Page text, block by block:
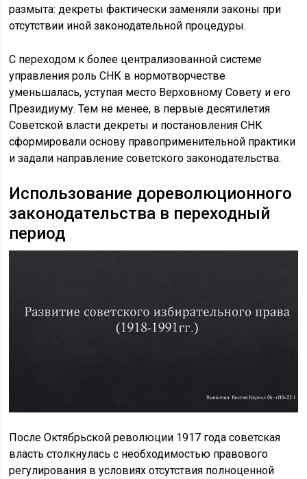
размыта: декреты фактически заменяли законы при
отсутствии иной законодательной процедуры.
С переходом к более централизованной системе
управления роль СНК в нормотворчестве
уменьшалась, уступая место Верховному Совету и его
Президиуму. Тем не менее, в первые десятилетия
Советской власти декреты и постановления СНК
сформировали основу правоприменительной практики
и задали направление советского законодательства.
Использование дореволюционного
законодательства в переходный
период
После Октябрьской революции 1917 года советская
власть столкнулась с необходимостью правового
регулирования в условиях отсутствия полноценной